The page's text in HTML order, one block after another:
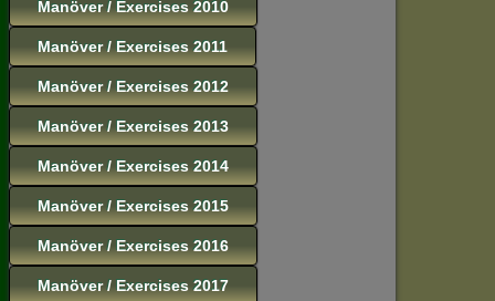
Manöver / Exercises 2010
Manöver / Exercises 2011
Manöver / Exercises 2012
Manöver / Exercises 2013
Manöver / Exercises 2014
Manöver / Exercises 2015
Manöver / Exercises 2016
Manöver / Exercises 2017